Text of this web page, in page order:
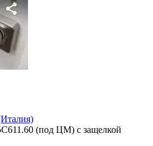
(под ЦМ) с защелкой